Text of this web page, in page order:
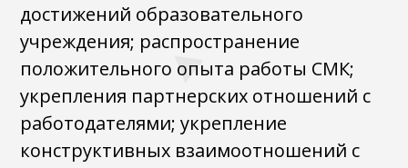
достижений образовательного
учреждения; распространение
положительного опыта работы СМК;
укрепления партнерских отношений с
работодателями; укрепление
конструктивных взаимоотношений с